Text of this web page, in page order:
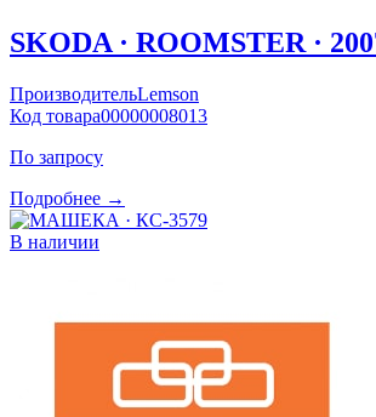
SKODA · ROOMSTER ·
ПроизводительLemson
Код товара00000008013
По запросу
Подробнее →
В наличии